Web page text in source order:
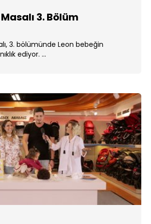
3. Bölüm
3. bölümünde Leon bebeğin
ediyor. ...